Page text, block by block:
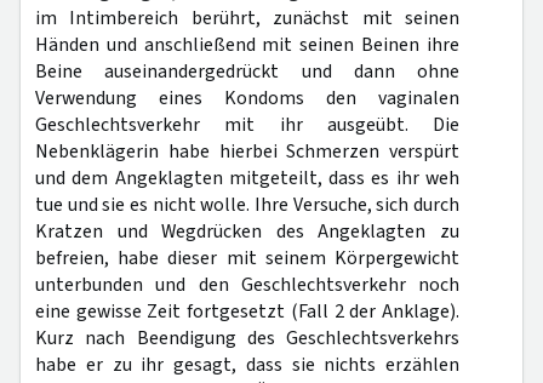
im Intimbereich berührt, zunächst mit seinen
Händen und anschließend mit seinen Beinen ihre
Beine auseinandergedrückt und dann ohne
Verwendung eines Kondoms den vaginalen
Geschlechtsverkehr mit ihr ausgeübt. Die
Nebenklägerin habe hierbei Schmerzen verspürt
und dem Angeklagten mitgeteilt, dass es ihr weh
tue und sie es nicht wolle. Ihre Versuche, sich durch
Kratzen und Wegdrücken des Angeklagten zu
befreien, habe dieser mit seinem Körpergewicht
unterbunden und den Geschlechtsverkehr noch
eine gewisse Zeit fortgesetzt (Fall 2 der Anklage).
Kurz nach Beendigung des Geschlechtsverkehrs
habe er zu ihr gesagt, dass sie nichts erzählen